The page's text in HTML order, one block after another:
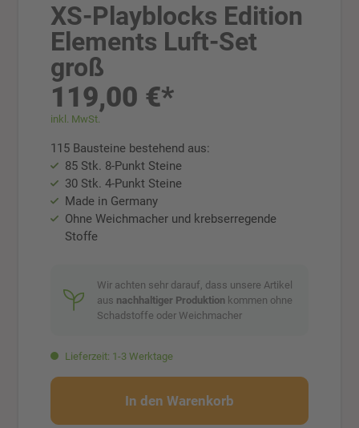
XS-Playblocks Edition
Elements Luft-Set
groß
119,00 €*
inkl. MwSt.
115 Bausteine bestehend aus:
85 Stk. 8-Punkt Steine
30 Stk. 4-Punkt Steine
Made in Germany
Ohne Weichmacher und krebserregende
Stoffe
Wir achten sehr darauf, dass unsere Artikel
aus nachhaltiger Produktionkommen ohne
Schadstoffe oder Weichmacher
Lieferzeit: 1-3 Werktage
In den Warenkorb